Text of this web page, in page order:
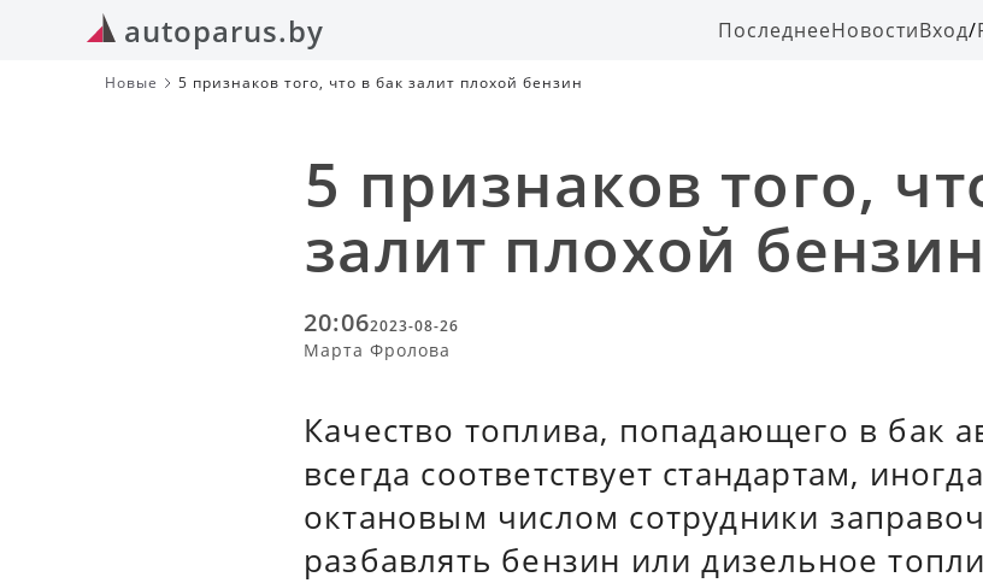
autoparus.by ПоследнееНовостиВход/
Новые 5 признаков того, что в бак залит плохой бензин
5 признаков того,
залит плохой бензин
20:062023-08-26
Марта Фролова
Качество топлива, попадающего в бак
всегда соответствует стандартам,
октановым числом сотрудники
разбавлять бензин или дизельное